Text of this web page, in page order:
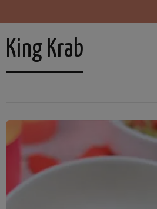
King Krab